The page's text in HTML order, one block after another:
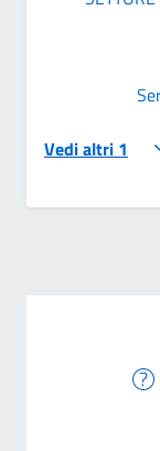
Vedi altri 1